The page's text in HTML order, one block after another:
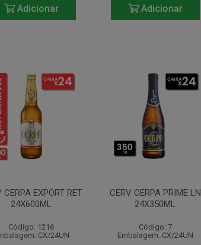
Adicionar Adicionar
CERPA EXPORT RET
24X600ML
Código: 1216
CX/24UN
CERV CERPA PRIME LN
24X350ML
Código: 7
Embalagem: CX/24UN